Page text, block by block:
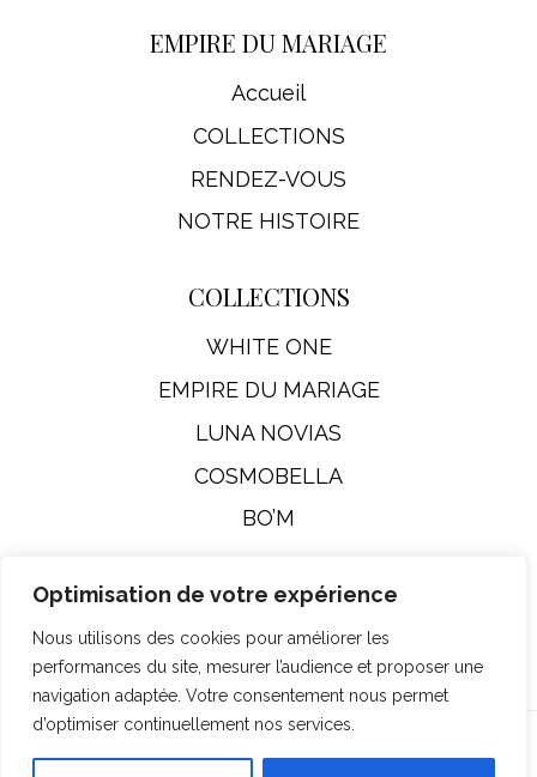
Optimisation de votre expérience
Nous utilisons des cookies pour améliorer les
performances du site, mesurer l’audience et proposer une
navigation adaptée. Votre consentement nous permet
d’optimiser continuellement nos services.
EMPIRE DU MARIAGE
Accueil
COLLECTIONS
RENDEZ-VOUS
NOTRE HISTOIRE
COLLECTIONS
WHITE ONE
EMPIRE DU MARIAGE
LUNA NOVIAS
COSMOBELLA
BO’M
© Empire Du Mariage 2026